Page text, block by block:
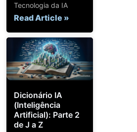
Tecnologia da IA
Read Article »
Dicionário IA
(Inteligência
Artificial): Parte 2
de J a Z